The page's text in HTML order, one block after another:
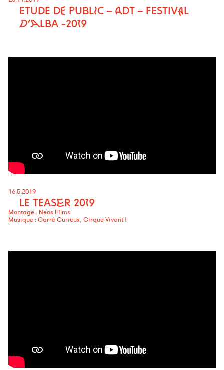
ETUDE DE PUBLIC – ADT – FESTIVAL
D’ALBA -2019
16.5.2019
LE TEASER 2019
Montage : Neos Films
Musique : Carré Curieux, Cirque Vivant !